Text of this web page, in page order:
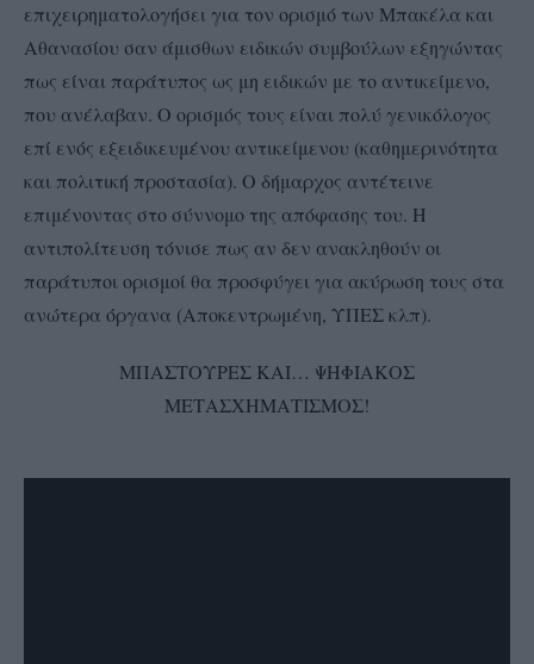
επιχειρηματολογήσει για τον ορισμό των Μπακέλα και
Αθανασίου σαν άμισθων ειδικών συμβούλων εξηγώντας
πως είναι παράτυπος ως μη ειδικών με το αντικείμενο,
που ανέλαβαν. Ο ορισμός τους είναι πολύ γενικόλογος
επί ενός εξειδικευμένου αντικείμενου (καθημερινότητα
και πολιτική προστασία). Ο δήμαρχος αντέτεινε
επιμένοντας στο σύννομο της απόφασης του. Η
αντιπολίτευση τόνισε πως αν δεν ανακληθούν οι
παράτυποι ορισμοί θα προσφύγει για ακύρωση τους στα
ανώτερα όργανα (Αποκεντρωμένη, ΥΠΕΣ κλπ).
ΜΠΑΣΤΟΥΡΕΣ ΚΑΙ… ΨΗΦΙΑΚΟΣ
ΜΕΤΑΣΧΗΜΑΤΙΣΜΟΣ!